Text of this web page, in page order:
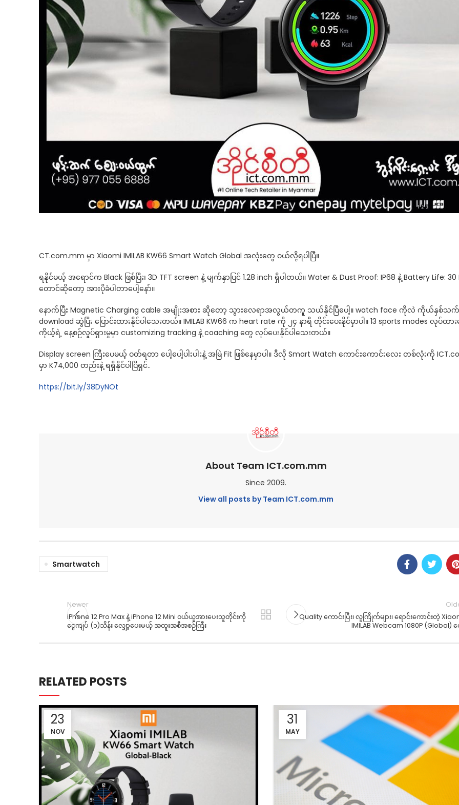
CT.com.mm မှာ Xiaomi IMILAB KW66 Smart Watch Global အလုံးတွေ ဝယ်လို့ရပါပြီ။
ရနိုင်မယ့် အရောင်က Black ဖြစ်ပြီး၊ 3D TFT screen နဲ့ မျက်နှာပြင် 1.28 inch ရှိပါတယ်။ Water & Dust Proof: IP68 နဲ့ Battery Life: 30
တောင်ဆိုတော့ အားပိုခံပါတာပေါ့နော်။
နောက်ပြီး Magnetic Charging cable အမျိုးအစား ဆိုတော့ သွားလေရာအလွယ်တကူ သယ်နိုင်ပြီပေါ့။ watch face ကိုလဲ ကိုယ်နှစ်
download ဆွဲပြီး ပြောင်းထားနိုင်ပါသေးတယ်။ IMILAB KW66 က heart rate ကို ၂၄ နာရီ တိုင်းပေးနိုင်မှာပါ။ 13 sports modes လုပ်ထ
ကိုယ့်ရဲ့ နေ့စဉ်လှုပ်ရှားမှုမှာ customizing tracking နဲ့ coaching တွေ လုပ်ပေးနိုင်ပါသေးတယ်။
Display screen ကြီးပေမယ့် ဝတ်ရတာ ပေါ့ပေါ့ပါးပါးနဲ့ အမြဲ Fit ဖြစ်နေမှာပါ။ ဒီလို Smart Watch ကောင်းကောင်းလေး တစ်လုံးကို
မှာ K74,000 တည်းနဲ့ ရရှိနိုင်ပါပြီရှင်..
https://bit.ly/38DyNOt
About Team ICT.com.mm
Since 2009.
View all posts by Team ICT.com.mm
Smartwatch
Newer
iPhone 12 Pro Max နဲ့ iPhone 12 Mini ဝယ်ယူအားပေးသူတိုင်းကို
ငွေကျပ် (၁)သိန်း လျှော့ပေးမယ့် အထူးအစီအစဉ်ကြီး
Quality ကောင်းပြီး၊ လူကြိုက်များ၊ ရောင်းကောင်းတဲ့
IMILAB Webcam 1080P (Global)
RELATED POSTS
23
NOV
31
MAY